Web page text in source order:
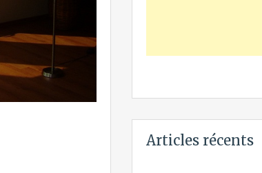
Articles récents